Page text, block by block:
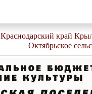
Краснодарский край
Октябрьское